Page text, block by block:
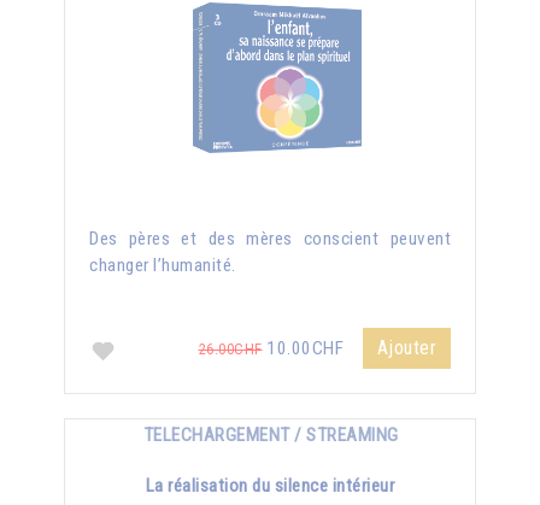
Des pères et des mères conscient peuvent
changer l’humanité.
26.00CHF10.00CHF Ajouter
TELECHARGEMENT / STREAMING
La réalisation du silence intérieur